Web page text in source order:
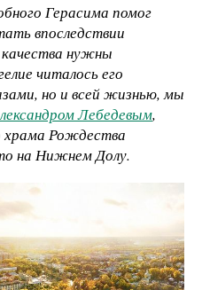
Герасима помог
впоследствии
нужны
читалось его
но и всей жизнью, мы
Лебедевым,
храма Рождества
на Нижнем Долу.